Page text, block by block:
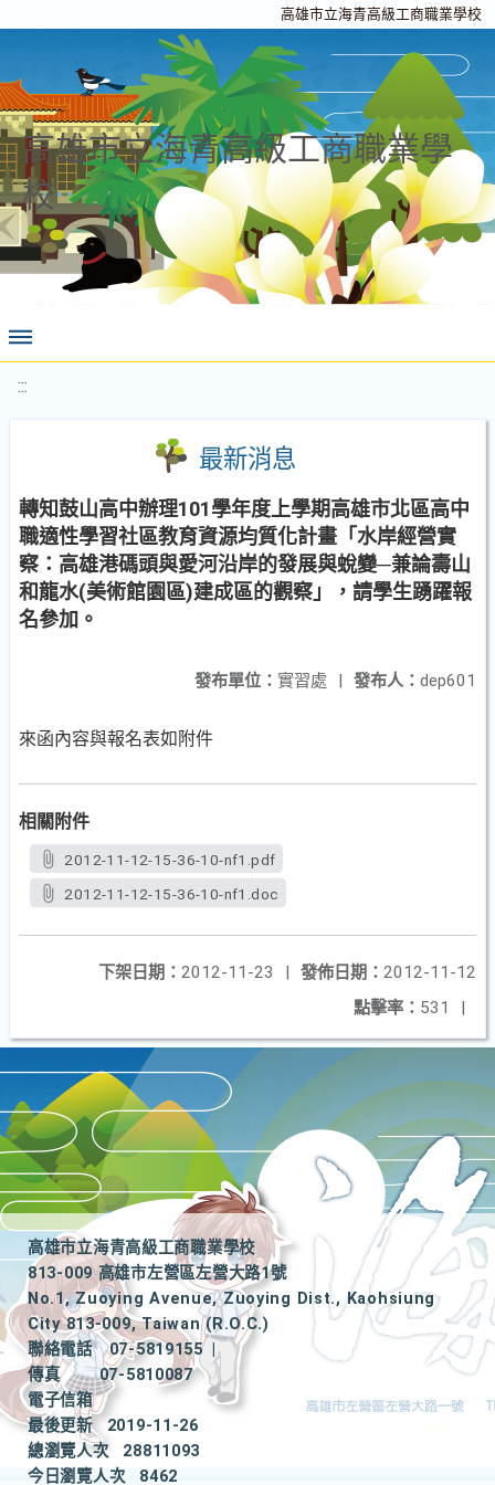
高雄市立海青高級工商職業學校
高雄市立海青高級工商職業學
校
:::
最新消息
轉知鼓山高中辦理101學年度上學期高雄市北區高中
職適性學習社區教育資源均質化計畫「水岸經營實
察：高雄港碼頭與愛河沿岸的發展與蛻變─兼論壽山
和龍水(美術館園區)建成區的觀察」，請學生踴躍報
名參加。
發布人： dep601
發布單位： 實習處 |
來函內容與報名表如附件
相關附件
2012-11-12-15-36-10-nf1.pdf
2012-11-12-15-36-10-nf1.doc
發佈日期： 2012-11-12
下架日期： 2012-11-23
|
點擊率： 531 |
高雄市立海青高級工商職業學校
813-009 高雄市左營區左營大路1號
No.1, Zuoying Avenue, Zuoying Dist., Kaohsiung
City 813-009, Taiwan (R.O.C.)
聯絡電話
07-5819155
|
傳真
07-5810087
電子信箱
最後更新
2019-11-26
總瀏覽人次
28811093
今日瀏覽人次
8462